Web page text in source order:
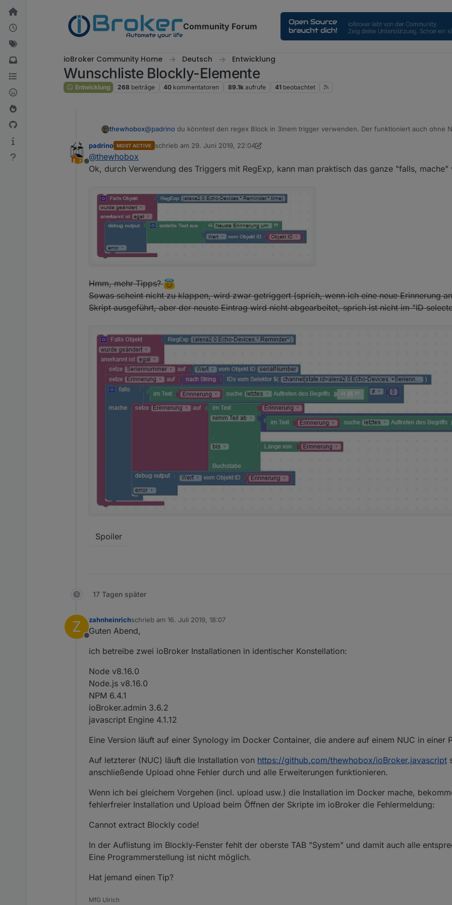
Weiter zum Inhalt
Community Forum
ioBroker Community Home Deutsch Entwicklung
Wunschliste Blockly-Elemente
Entwicklung 268 beiträge 40 kommentatoren 89.1k aufrufe 41 beobachtet
thewhobox@padrino du könntest den regex Block in 3inem trigger verwenden. Der funktioniert auch ohne
Offline
padrino MOST ACTIVE schrieb am 29. Juni 2019, 22:04
zuletzt editiert von padrino
@thewhobox
Ok, durch Verwendung des Triggers mit RegExp, kann man praktisch das ganze "falls,
Hmm, mehr Tipps?
Sowas scheint nicht zu klappen, wird zwar getriggert (sprich, wenn ich eine neue Erinnerung
Skript ausgeführt, aber der neuste Eintrag wird nicht abgearbeitet, sprich ist nicht im "ID
Spoiler
17 Tagen später
Z
Offline
zahnheinrichschrieb am 16. Juli 2019, 18:07
zuletzt editiert von
Guten Abend,
ich betreibe zwei ioBroker Installationen in identischer Konstellation:
Node v8.16.0
Node.js v8.16.0
NPM 6.4.1
ioBroker.admin 3.6.2
javascript Engine 4.1.12
Eine Version läuft auf einer Synology im Docker Container, die andere auf einem NUC in einer
Auf letzterer (NUC) läuft die Installation von https://github.com/thewhobox/ioBroker.javascript
anschließende Upload ohne Fehler durch und alle Erweiterungen funktionieren.
Wenn ich bei gleichem Vorgehen (incl. upload usw.) die Installation im Docker mache,
fehlerfreier Installation und Upload beim Öffnen der Skripte im ioBroker die Fehlermeldung:
Cannot extract Blockly code!
In der Auflistung im Blockly-Fenster fehlt der oberste TAB "System" und damit auch alle
Eine Programmerstellung ist nicht möglich.
Hat jemand einen Tip?
MfG Ulrich